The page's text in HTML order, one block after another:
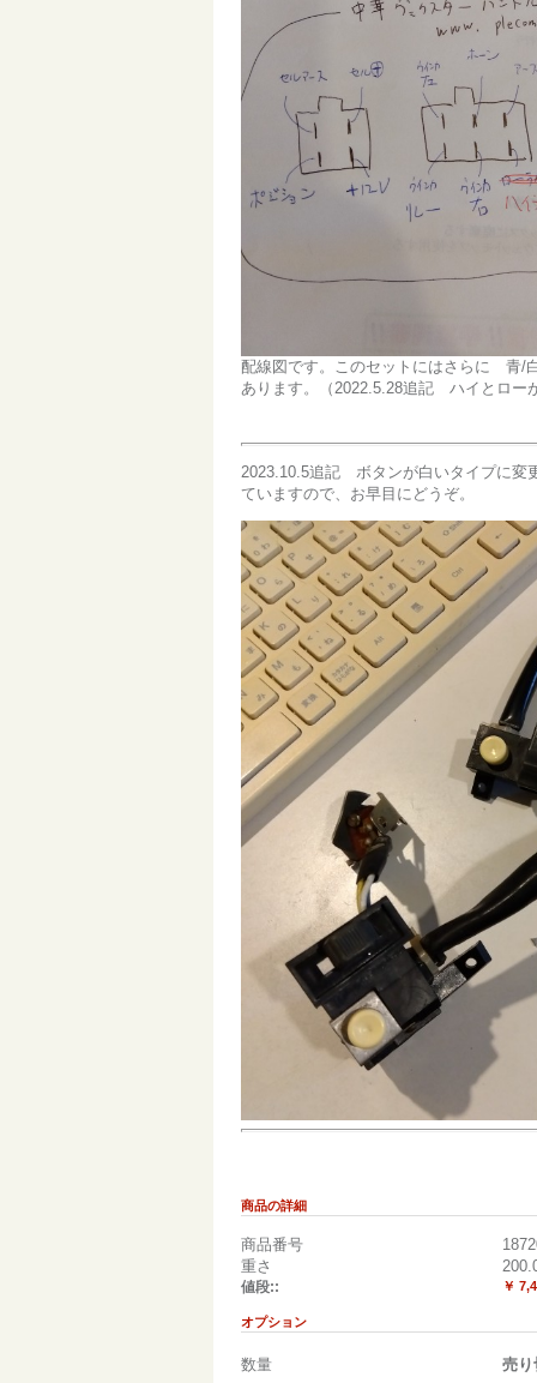
配線図です。このセットにはさらに 青/
あります。（2022.5.28追記 ハイとロ
2023.10.5追記 ボタンが白いタイプに変
ていますので、お早目にどうぞ。
商品の詳細
商品番号
重さ
値段:: ￥
オプション
数量 売り